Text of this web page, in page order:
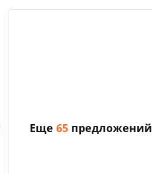
Еще 65предложений